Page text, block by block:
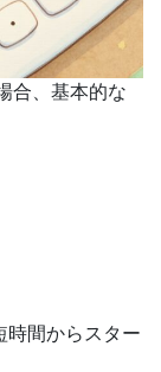
合、基本的な
時間からスター